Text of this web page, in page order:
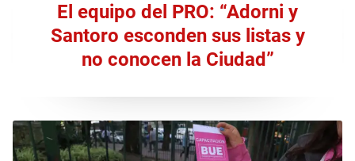
El equipo del PRO: “Adorni y
Santoro esconden sus listas y
no conocen la Ciudad”